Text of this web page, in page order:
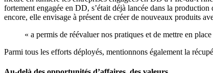
fortement engagée en DD, s’était déjà lancée dans la
encore, elle envisage à présent de créer de nouveaux produits
« a permis de réévaluer nos pratiques et de mettre en
Parmi tous les efforts déployés, mentionnons également la